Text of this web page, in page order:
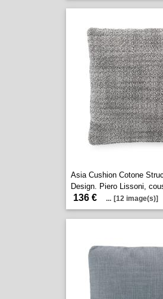
Asia Cushion Cotone
Design. Piero Lissoni,
136 € ... [12 image(s)]